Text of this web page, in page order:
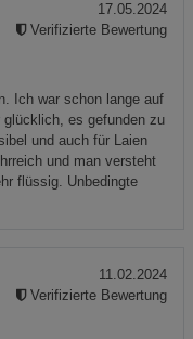
Ich war schon lange auf
es gefunden zu
und auch für Laien
und man versteht
flüssig. Unbedingte
17.05.2024
Verifizierte Bewertung
11.02.2024
Verifizierte Bewertung